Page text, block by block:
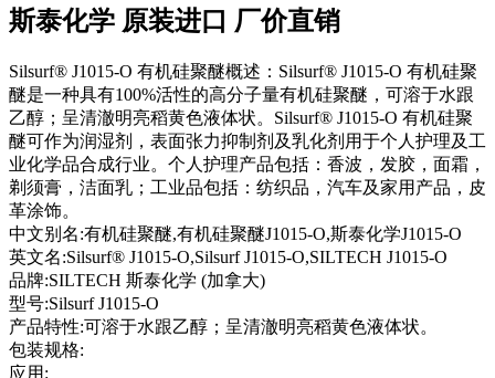
斯泰化学 原装进口 厂价直销
Silsurf® J1015-O 有机硅聚醚概述：Silsurf® J1015-O 有机硅聚
醚是一种具有100%活性的高分子量有机硅聚醚，可溶于水跟
乙醇；呈清澈明亮稻黄色液体状。Silsurf® J1015-O 有机硅聚
醚可作为润湿剂，表面张力抑制剂及乳化剂用于个人护理及工
业化学品合成行业。个人护理产品包括：香波，发胶，面霜，
剃须膏，洁面乳；工业品包括：纺织品，汽车及家用产品，皮
革涂饰。
中文别名:有机硅聚醚,有机硅聚醚J1015-O,斯泰化学J1015-O
英文名:Silsurf® J1015-O,Silsurf J1015-O,SILTECH J1015-O
品牌:SILTECH 斯泰化学 (加拿大)
型号:Silsurf J1015-O
产品特性:可溶于水跟乙醇；呈清澈明亮稻黄色液体状。
包装规格:
应用: